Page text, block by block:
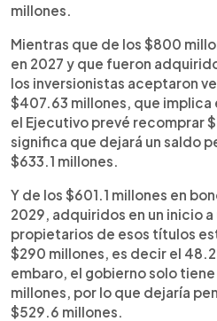
millones.
Mientras que de los $800
en 2027 y que fueron
los inversionistas aceptaron
$407.63 millones, que
el Ejecutivo prevé recomprar
significa que dejará un saldo
$633.1 millones.
Y de los $601.1 millones en
2029, adquiridos en un inicio
propietarios de esos títulos
$290 millones, es decir el
embaro, el gobierno solo
millones, por lo que dejaría
$529.6 millones.